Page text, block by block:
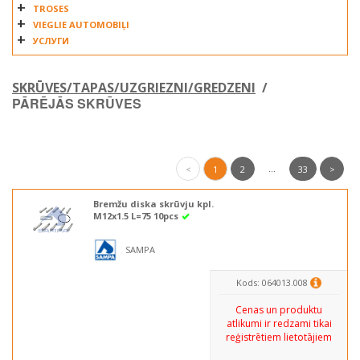
TROSES
VIEGLIE AUTOMOBIĻI
УСЛУГИ
SKRŪVES/TAPAS/UZGRIEZNI/GREDZENI /
PĀRĒJĀS SKRŪVES
< 1 2 ... 33 >
Bremžu diska skrūvju kpl.
M12x1.5 L=75 10pcs
SAMPA
Kods: 064013.008
Cenas un produktu
atlikumi ir redzami tikai
reģistrētiem lietotājiem